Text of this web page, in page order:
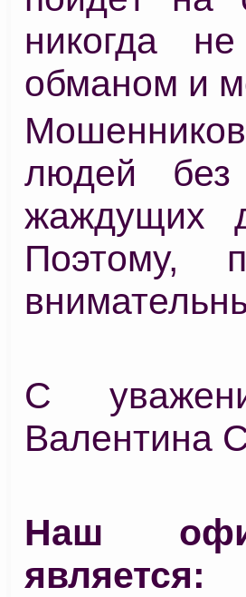
никогда
обманом и
людей
жаждущих
Поэтому,
С
Валентина
Наш
является: